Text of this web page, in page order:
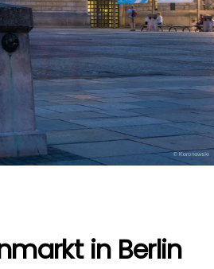
in Berlin